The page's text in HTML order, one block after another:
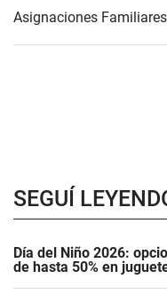
Asignaciones Familiares
SEGUÍ
Día del Niño 2026:
de hasta 50% en